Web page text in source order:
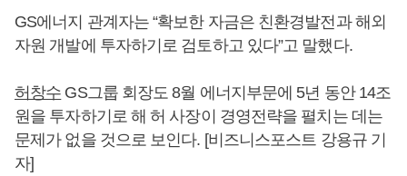
GS에너지 관계자는 “확보한 자금은 친환경발전과 해외
자원 개발에 투자하기로 검토하고 있다”고 말했다.
허창수 GS그룹 회장도 8월 에너지부문에 5년 동안 14조
원을 투자하기로 해 허 사장이 경영전략을 펼치는 데는
문제가 없을 것으로 보인다. [비즈니스포스트 강용규 기
자]